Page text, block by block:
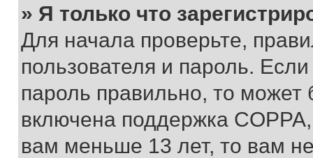
» Я только что
Для начала проверьте,
пользователя и пароль.
пароль правильно, то может
включена поддержка
вам меньше 13 лет, то вам